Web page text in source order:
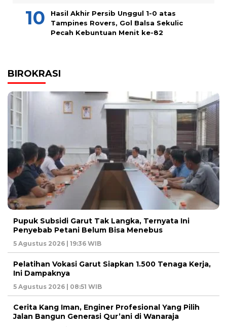
Hasil Akhir Persib Unggul 1-0 atas
Tampines Rovers, Gol Balsa Sekulic
Pecah Kebuntuan Menit ke-82
BIROKRASI
Pupuk Subsidi Garut Tak Langka, Ternyata Ini
Penyebab Petani Belum Bisa Menebus
5 Agustus 2026 | 19:36 WIB
Pelatihan Vokasi Garut Siapkan 1.500 Tenaga Kerja,
Ini Dampaknya
5 Agustus 2026 | 08:51 WIB
Cerita Kang Iman, Enginer Profesional Yang Pilih
Jalan Bangun Generasi Qur’ani di Wanaraja